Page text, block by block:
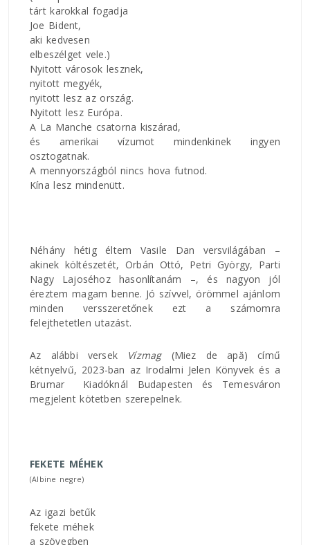
tárt karokkal fogadja
Joe Bident,
aki kedvesen
elbeszélget vele.)
Nyitott városok lesznek,
nyitott megyék,
nyitott lesz az ország.
Nyitott lesz Európa.
A La Manche csatorna kiszárad,
és amerikai vízumot mindenkinek ingyen
osztogatnak.
A mennyországból nincs hova futnod.
Kína lesz mindenütt.
Néhány hétig éltem Vasile Dan versvilágában –
akinek költészetét, Orbán Ottó, Petri György, Parti
Nagy Lajoséhoz hasonlítanám –, és nagyon jól
éreztem magam benne. Jó szívvel, örömmel ajánlom
minden versszeretőnek ezt a számomra
felejthetetlen utazást.
Az alábbi versek Vízmag (Miez de apă) című
kétnyelvű, 2023-ban az Irodalmi Jelen Könyvek és a
Brumar Kiadóknál Budapesten és Temesváron
megjelent kötetben szerepelnek.
FEKETE MÉHEK
(Albine negre)
Az igazi betűk
fekete méhek
a szövegben